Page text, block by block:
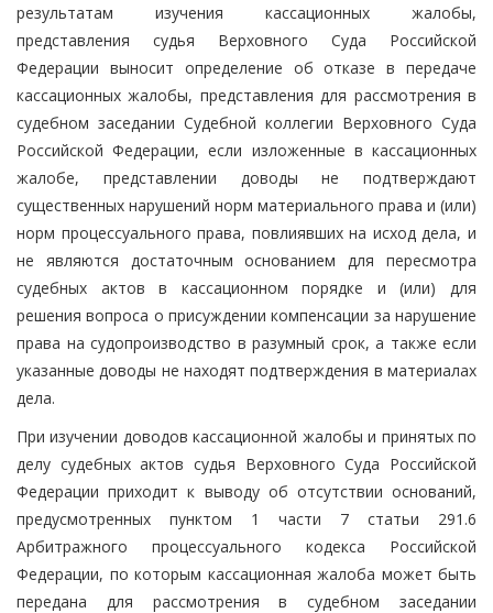
результатам изучения кассационных жалобы,
представления судья Верховного Суда Российской
Федерации выносит определение об отказе в передаче
кассационных жалобы, представления для рассмотрения в
судебном заседании Судебной коллегии Верховного Суда
Российской Федерации, если изложенные в кассационных
жалобе, представлении доводы не подтверждают
существенных нарушений норм материального права и (или)
норм процессуального права, повлиявших на исход дела, и
не являются достаточным основанием для пересмотра
судебных актов в кассационном порядке и (или) для
решения вопроса о присуждении компенсации за нарушение
права на судопроизводство в разумный срок, а также если
указанные доводы не находят подтверждения в материалах
дела.
При изучении доводов кассационной жалобы и принятых по
делу судебных актов судья Верховного Суда Российской
Федерации приходит к выводу об отсутствии оснований,
предусмотренных пунктом 1 части 7 статьи 291.6
Арбитражного процессуального кодекса Российской
Федерации, по которым кассационная жалоба может быть
передана для рассмотрения в судебном заседании